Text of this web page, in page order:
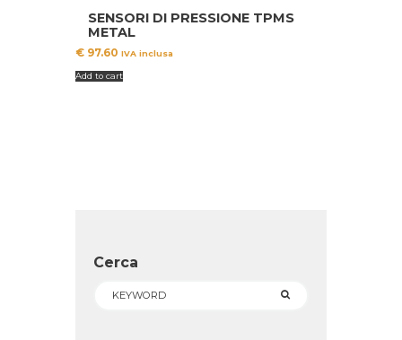
SENSORI DI PRESSIONE TPMS
METAL
€ 97.60 IVA inclusa
Add to cart
Cerca